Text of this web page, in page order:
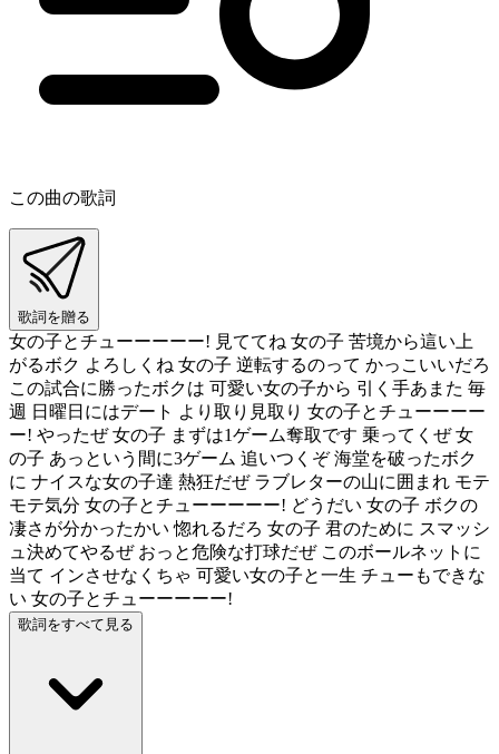
この曲の歌詞
歌詞を贈る
女の子とチューーーーー! 見ててね 女の子 苦境から這い上
がるボク よろしくね 女の子 逆転するのって かっこいいだろ
この試合に勝ったボクは 可愛い女の子から 引く手あまた 毎
週 日曜日にはデート より取り見取り 女の子とチューーーー
ー! やったぜ 女の子 まずは1ゲーム奪取です 乗ってくぜ 女
の子 あっという間に3ゲーム 追いつくぞ 海堂を破ったボク
に ナイスな女の子達 熱狂だぜ ラブレターの山に囲まれ モテ
モテ気分 女の子とチューーーーー! どうだい 女の子 ボクの
凄さが分かったかい 惚れるだろ 女の子 君のために スマッシ
ュ決めてやるぜ おっと危険な打球だぜ このボールネットに
当て インさせなくちゃ 可愛い女の子と一生 チューもできな
い 女の子とチューーーーー!
歌詞をすべて見る